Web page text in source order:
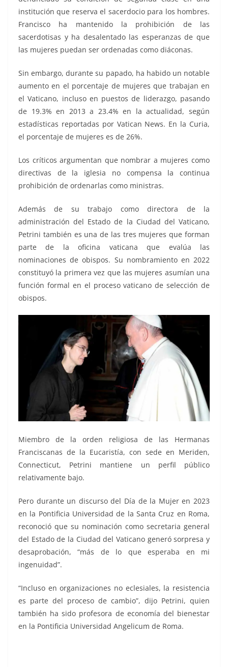
institución que reserva el sacerdocio para los hombres.
Francisco ha mantenido la prohibición de las
sacerdotisas y ha desalentado las esperanzas de que
las mujeres puedan ser ordenadas como diáconas.
Sin embargo, durante su papado, ha habido un notable
aumento en el porcentaje de mujeres que trabajan en
el Vaticano, incluso en puestos de liderazgo, pasando
de 19.3% en 2013 a 23.4% en la actualidad, según
estadísticas reportadas por Vatican News. En la Curia,
el porcentaje de mujeres es de 26%.
Los críticos argumentan que nombrar a mujeres como
directivas de la iglesia no compensa la continua
prohibición de ordenarlas como ministras.
Además de su trabajo como directora de la
administración del Estado de la Ciudad del Vaticano,
Petrini también es una de las tres mujeres que forman
parte de la oficina vaticana que evalúa las
nominaciones de obispos. Su nombramiento en 2022
constituyó la primera vez que las mujeres asumían una
función formal en el proceso vaticano de selección de
obispos.
Miembro de la orden religiosa de las Hermanas
Franciscanas de la Eucaristía, con sede en Meriden,
Connecticut, Petrini mantiene un perfil público
relativamente bajo.
Pero durante un discurso del Día de la Mujer en 2023
en la Pontificia Universidad de la Santa Cruz en Roma,
reconoció que su nominación como secretaria general
del Estado de la Ciudad del Vaticano generó sorpresa y
desaprobación, “más de lo que esperaba en mi
ingenuidad”.
“Incluso en organizaciones no eclesiales, la resistencia
es parte del proceso de cambio”, dijo Petrini, quien
también ha sido profesora de economía del bienestar
en la Pontificia Universidad Angelicum de Roma.